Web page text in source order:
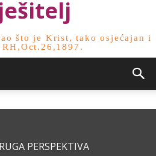
što je Krist, tako osjećajan i
PERSPEKTIVA